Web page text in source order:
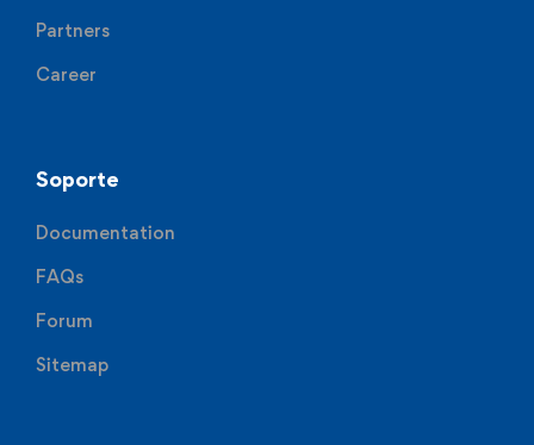
Partners
Career
Soporte
Documentation
FAQs
Forum
Sitemap